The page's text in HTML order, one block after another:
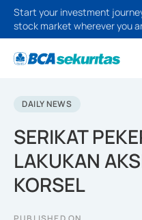
Start your investment
stock market wherever you
DAILY NEWS
SERIKAT
LAKUKAN
KORSEL